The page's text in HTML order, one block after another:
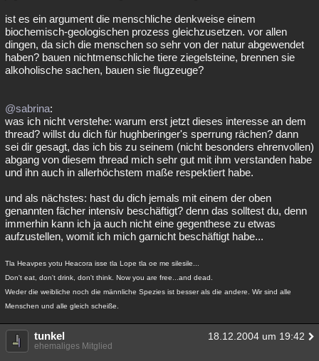
ist es ein argument die menschliche denkweise einem
biochemisch-geologischen prozess gleichzusetzen. vor allen
dingen, da sich die menschen so sehr von der natur abgewendet
haben? bauen nichtmenschliche tiere ziegelsteine, brennen sie
alkoholische sachen, bauen sie flugzeuge?
@sabrina:
was ich nicht verstehe: warum erst jetzt dieses interesse an dem
thread? willst du dich für hughberinger's sperrung rächen? dann
sei dir gesagt, das ich bis zu seinem (nicht besonders ehrenvollen)
abgang von diesem thread mich sehr gut mit ihm verstanden habe
und ihn auch in allerhöchstem maße respektiert habe.
und als nächstes: hast du dich jemals mit einem der oben
genannten fächer intensiv beschäftigt? denn das solltest du, denn
immerhin kann ich ja auch nicht eine gegenthese zu etwas
aufzustellen, womit ich mich garnicht beschäftigt habe...
Tla Heavpes yotu Heacora isse tla Lope tla oe me silesile...
Don't eat, don't drink, don't think. Now you are free...and dead.
Weder die weibliche noch die männliche Spezies ist besser als die andere. Wir sind alle
Menschen und alle gleich scheiße.
tunkel 18.12.2004 um 19:42
ehemaliges Mitglied